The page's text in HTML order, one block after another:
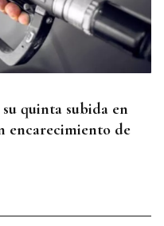
quinta subida en
encarecimiento de